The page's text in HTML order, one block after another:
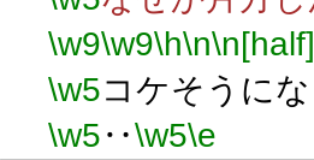
\w9\w9\h\n\n[half]
\w5コケそうに
\w5‥\w5\e